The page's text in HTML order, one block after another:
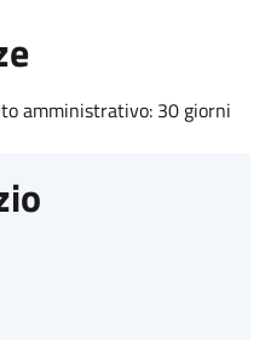
amministrativo: 30 giorni